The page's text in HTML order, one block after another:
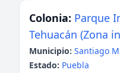
Colonia: Parque
Tehuacán (Zona
Municipio: Santiago
Estado: Puebla